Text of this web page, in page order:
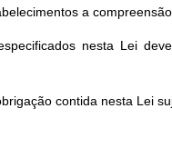
a
nesta Lei
contida nesta Lei